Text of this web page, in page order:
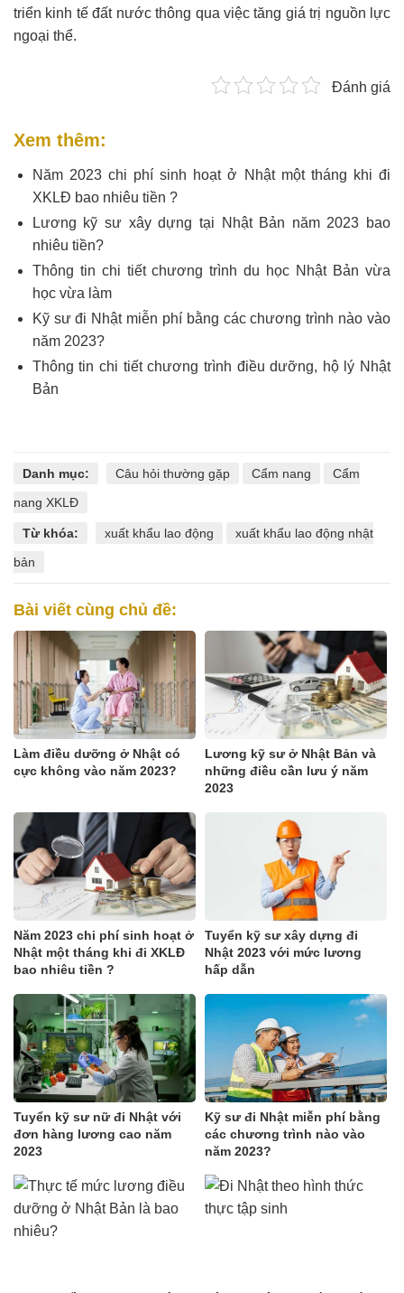
triển kinh tế đất nước thông qua việc tăng giá trị nguồn lực
ngoại thể.
Đánh giá
Xem thêm:
Năm 2023 chi phí sinh hoạt ở Nhật một tháng khi đi
XKLĐ bao nhiêu tiền ?
Lương kỹ sư xây dựng tại Nhật Bản năm 2023 bao
nhiêu tiền?
Thông tin chi tiết chương trình du học Nhật Bản vừa
học vừa làm
Kỹ sư đi Nhật miễn phí bằng các chương trình nào vào
năm 2023?
Thông tin chi tiết chương trình điều dưỡng, hộ lý Nhật
Bản
Danh mục: Câu hỏi thường gặp Cẩm nang
Cẩm
nang XKLĐ
Từ khóa: xuất khẩu lao động
xuất khẩu lao động nhật
bản
Bài viết cùng chủ đề:
Làm điều dưỡng ở Nhật có
cực không vào năm 2023?
Lương kỹ sư ở Nhật Bản và
những điều cần lưu ý năm
2023
Năm 2023 chi phí sinh hoạt ở
Nhật một tháng khi đi XKLĐ
bao nhiêu tiền ?
Tuyển kỹ sư xây dựng đi
Nhật 2023 với mức lương
hấp dẫn
Tuyển kỹ sư nữ đi Nhật với
đơn hàng lương cao năm
2023
Kỹ sư đi Nhật miễn phí bằng
các chương trình nào vào
năm 2023?